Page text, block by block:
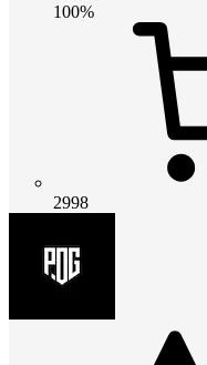
100%
2998